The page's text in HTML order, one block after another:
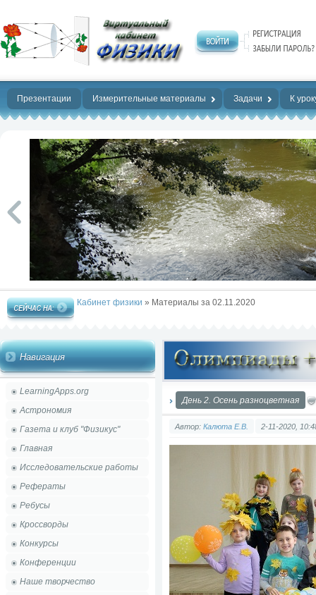
Нет предела
совершенству!
Презентации Измерительные материалы Задачи К
Кабинет физики » Материалы за 02.11.2020
Навигация
LearningApps.org
Астрономия
Газета и клуб "Физикус"
Главная
Исследовательские работы
Рефераты
Ребусы
Кроссворды
Конкурсы
Конференции
Наше творчество
День 2. Осень разноцветная
Автор: Калюта Е.В. 2-11-2020,